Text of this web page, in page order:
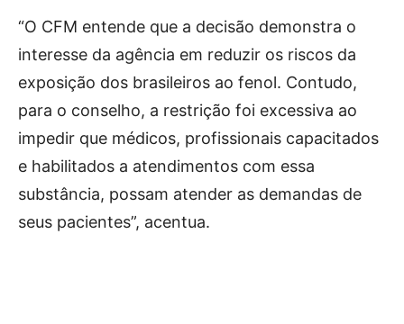
“O CFM entende que a decisão demonstra o
interesse da agência em reduzir os riscos da
exposição dos brasileiros ao fenol. Contudo,
para o conselho, a restrição foi excessiva ao
impedir que médicos, profissionais capacitados
e habilitados a atendimentos com essa
substância, possam atender as demandas de
seus pacientes”, acentua.